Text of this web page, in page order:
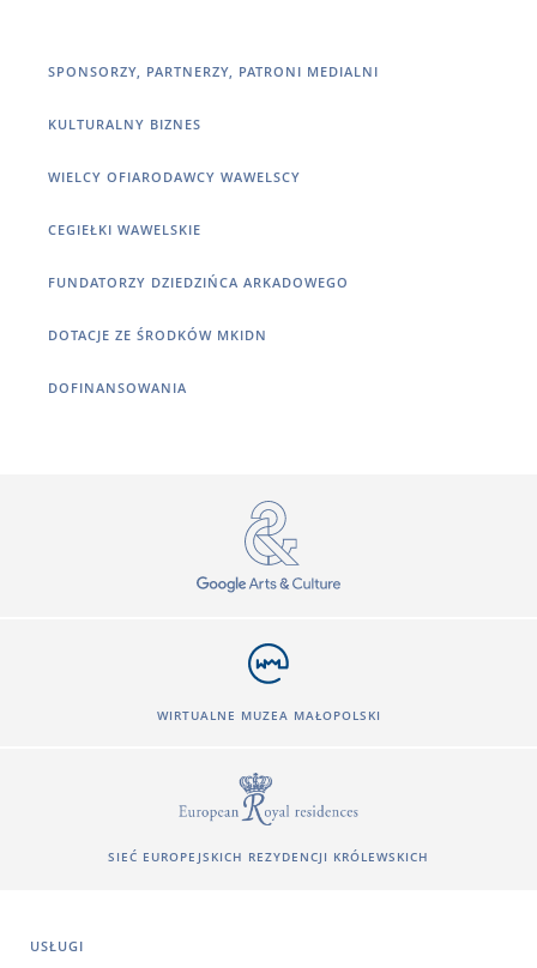
SPONSORZY, PARTNERZY, PATRONI MEDIALNI
KULTURALNY BIZNES
WIELCY OFIARODAWCY WAWELSCY
CEGIEŁKI WAWELSKIE
FUNDATORZY DZIEDZIŃCA ARKADOWEGO
DOTACJE ZE ŚRODKÓW MKIDN
DOFINANSOWANIA
WIRTUALNE MUZEA MAŁOPOLSKI
SIEĆ EUROPEJSKICH REZYDENCJI KRÓLEWSKICH
USŁUGI